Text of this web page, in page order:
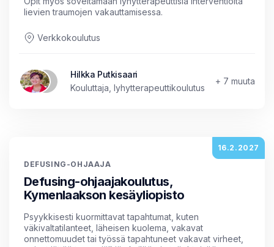
lievien traumojen vakauttamisessa.
Verkkokoulutus
Hilkka Putkisaari
Kouluttaja, lyhytterapeuttikoulutus
+ 7 muuta
16.2.2027
DEFUSING-OHJAAJA
Defusing-ohjaajakoulutus,
Kymenlaakson kesäyliopisto
Psyykkisesti kuormittavat tapahtumat, kuten
väkivaltatilanteet, läheisen kuolema, vakavat
onnettomuudet tai työssä tapahtuneet vakavat virheet,